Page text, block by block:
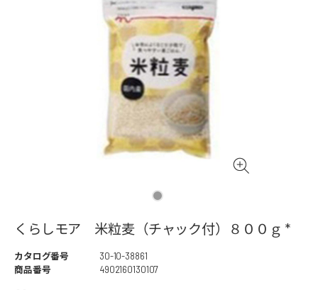
くらしモア 米粒麦（チャック付）８００ｇ *
カタログ番号
30-10-38861
商品番号
4902160130107